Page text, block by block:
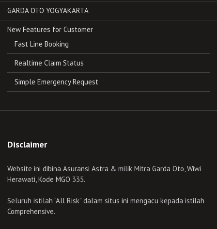
GARDA OTO YOGYAKARTA
New Features for Customer
Fast Line Booking
Realtime Claim Status
Simple Emergency Request
Disclaimer
Website ini dibina Asuransi Astra & milik Mitra Garda Oto, Wiwi
Herawati, Kode MGO 335.
Seluruh istilah “All Risk” dalam situs ini mengacu kepada istilah
Comprehensive.